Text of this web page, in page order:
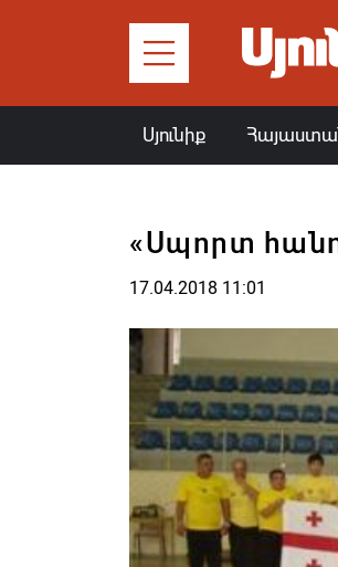
Սյունիք
«Սպորտ
17.04.2018 11:01